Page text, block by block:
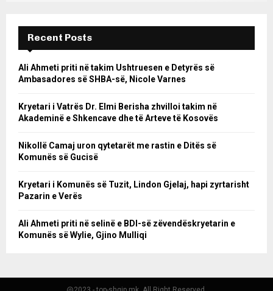
Recent Posts
Ali Ahmeti priti në takim Ushtruesen e Detyrës së
Ambasadores së SHBA-së, Nicole Varnes
Kryetari i Vatrës Dr. Elmi Berisha zhvilloi takim në
Akademinë e Shkencave dhe të Arteve të Kosovës
Nikollë Camaj uron qytetarët me rastin e Ditës së
Komunës së Gucisë
Kryetari i Komunës së Tuzit, Lindon Gjelaj, hapi zyrtarisht
Pazarin e Verës
Ali Ahmeti priti në selinë e BDI-së zëvendëskryetarin e
Komunës së Wylie, Gjino Mulliqi